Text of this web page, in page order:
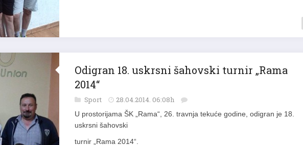
Odigran 18. uskrsni šahovski turnir „Rama
2014“
Sport 28.04.2014. 06:08h
U prostorijama ŠK „Rama“, 26. travnja tekuće godine, odigran je 18.
uskrsni šahovski
turnir „Rama 2014“.